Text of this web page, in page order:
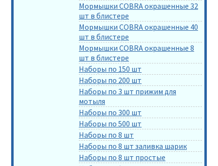
Мормышки COBRA окрашенные 32
шт в блистере
Мормышки COBRA окрашенные 40
шт в блистере
Мормышки COBRA окрашенные 8
шт в блистере
Наборы по 150 шт
Наборы по 200 шт
Наборы по 3 шт прижим для
мотыля
Наборы по 300 шт
Наборы по 500 шт
Наборы по 8 шт
Наборы по 8 шт заливка шарик
Наборы по 8 шт простые